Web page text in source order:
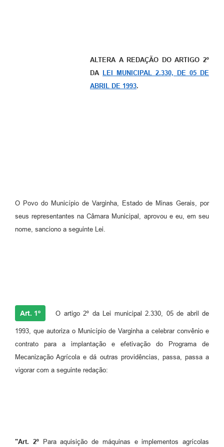
ALTERA A REDAÇÃO DO ARTIGO 2º
DA LEI MUNICIPAL 2.330, DE 05 DE
ABRIL DE 1993.
O Povo do Município de Varginha, Estado de Minas Gerais, por
seus representantes na Câmara Municipal, aprovou e eu, em seu
nome, sanciono a seguinte Lei.
Art. 1º O artigo 2º da Lei municipal 2.330, 05 de abril de
1993, que autoriza o Município de Varginha a celebrar convênio e
contrato para a implantação e efetivação do Programa de
Mecanização Agrícola e dá outras providências, passa, passa a
vigorar com a seguinte redação:
"Art. 2ºPara aquisição de máquinas e implementos agrícolas